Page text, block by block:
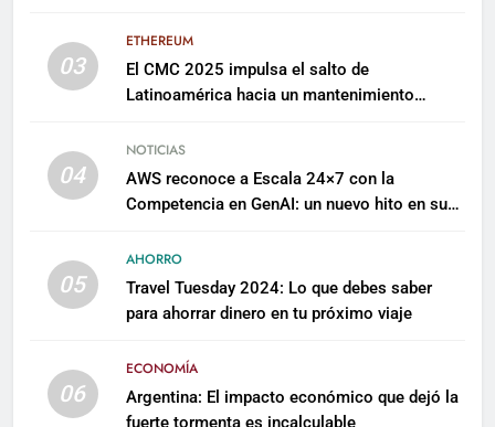
03
ETHEREUM
El CMC 2025 impulsa el salto de
Latinoamérica hacia un mantenimiento
04
NOTICIAS
AWS reconoce a Escala 24×7 con la
Competencia en GenAI: un nuevo hito en su
05
AHORRO
Travel Tuesday 2024: Lo que debes saber
para ahorrar dinero en tu próximo viaje
06
ECONOMÍA
Argentina: El impacto económico que dejó la
fuerte tormenta es incalculable